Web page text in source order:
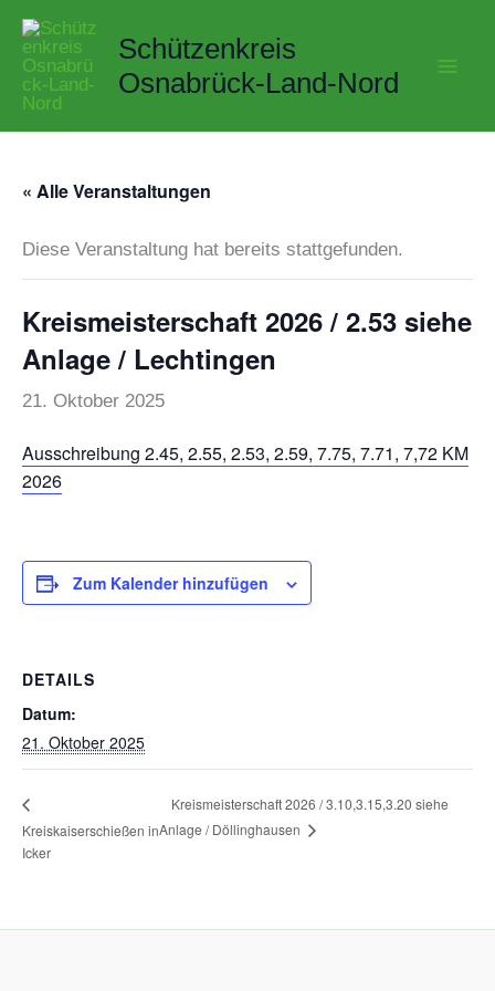
Zum
Inhalt
springen
Schützenkreis
Osnabrück-Land-Nord
« Alle Veranstaltungen
Diese Veranstaltung hat bereits stattgefunden.
Kreismeisterschaft 2026 / 2.53 siehe
Anlage / Lechtingen
21. Oktober 2025
Ausschreibung 2.45, 2.55, 2.53, 2.59, 7.75, 7.71, 7,72 KM
2026
Zum Kalender hinzufügen
DETAILS
Datum:
21. Oktober 2025
Kreiskaiserschießen in
Icker
Kreismeisterschaft 2026 / 3.10,3.15,3.20 siehe
Anlage / Döllinghausen